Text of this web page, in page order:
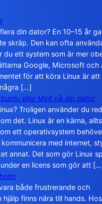
din dator? En 10–15 år
skräp. Den kan ofta
du ett system som är mer
Google, Microsoft och
för att köra Linux är att
[…]
eller Mint på din dator
Troligen använder du
det. Linux är en kärna,
ett operativsystem
med internet,
annat. Det som gör Linux
en licens som gör att
både frustrerande och
hjälp finns nära till hands. Hos